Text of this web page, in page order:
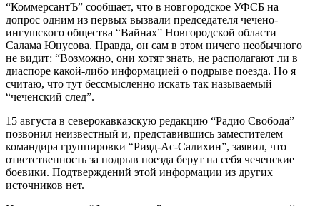
“КоммерсантЪ” сообщает, что в новгородское УФСБ на
допрос одним из первых вызвали председателя чечено-
ингушского общества “Вайнах” Новгородской области
Салама Юнусова. Правда, он сам в этом ничего необычного
не видит: “Возможно, они хотят знать, не располагают ли в
диаспоре какой-либо информацией о подрыве поезда. Но я
считаю, что тут бессмысленно искать так называемый
“чеченский след”.
15 августа в северокавказскую редакцию “Радио Свобода”
позвонил неизвестный и, представившись заместителем
командира группировки “Рияд-Ас-Салихин”, заявил, что
ответственность за подрыв поезда берут на себя чеченские
боевики. Подтверждений этой информации из других
источников нет.